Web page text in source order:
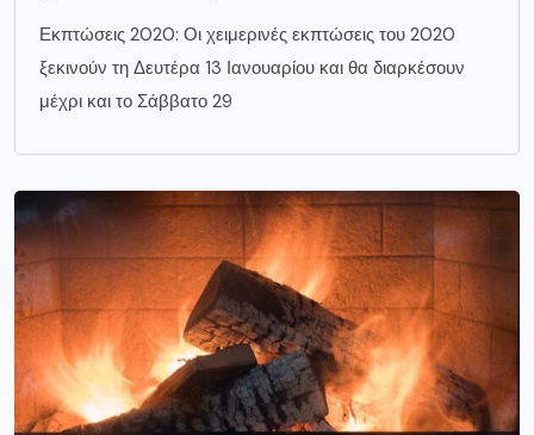
Εκπτώσεις 2020: Οι χειμερινές εκπτώσεις του 2020
ξεκινούν τη Δευτέρα 13 Ιανουαρίου και θα διαρκέσουν
μέχρι και το Σάββατο 29